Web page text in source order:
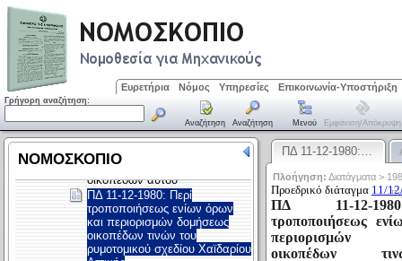
Ευρετήρια Νόμος Υπηρεσίες Επικοινωνία-Υποστήριξη
Γρήγορη αναζήτηση:
Αναζήτηση Αναζήτηση Μενού Εμφάνιση/απόκρυψη
ΠΔ 11-12-1980:…